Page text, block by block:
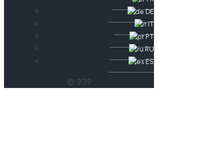
DE
IT
PT
RU
ES
© 2019